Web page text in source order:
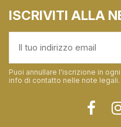
ISCRIVITI ALLA
Puoi annullare l'iscrizione in
info di contatto nelle note legali.